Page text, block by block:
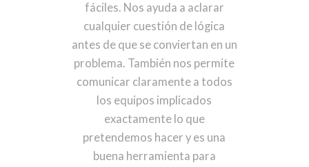
fáciles. Nos ayuda a aclarar
cualquier cuestión de lógica
antes de que se conviertan en un
problema. También nos permite
comunicar claramente a todos
los equipos implicados
exactamente lo que
pretendemos hacer y es una
buena herramienta para